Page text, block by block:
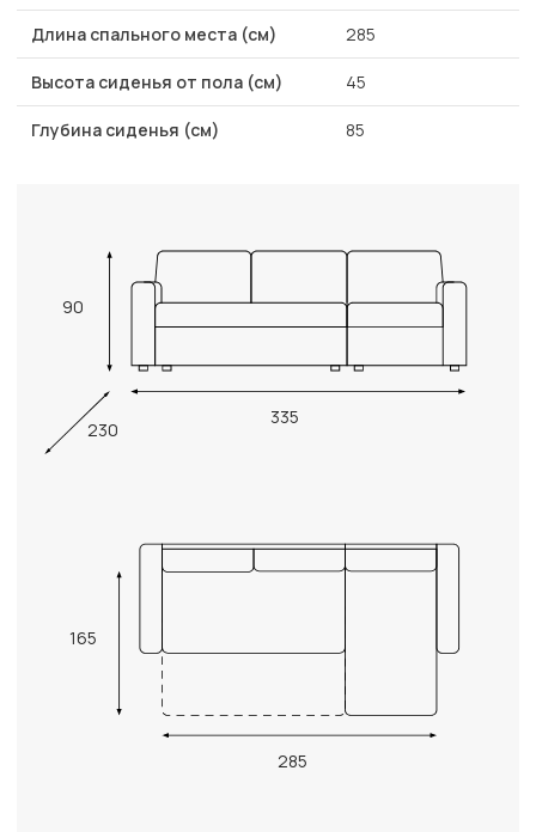
Длина спального места (см) 285
Высота сиденья от пола (см) 45
Глубина сиденья (см) 85
90
335
230
165
285